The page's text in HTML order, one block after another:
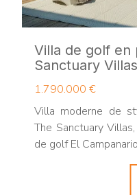
Villa de golf en
Sanctuary
1.790.000 €
Villa moderne de
The Sanctuary
de golf El